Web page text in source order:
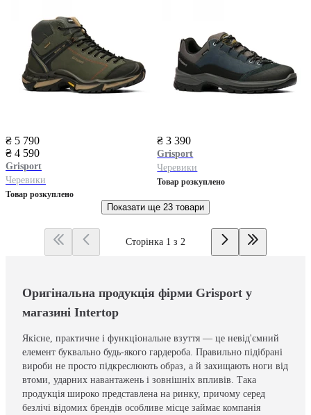
₴ 5 790
₴ 4 590
Grisport
Черевики
Товар розкуплено
₴ 3 390
Grisport
Черевики
Товар розкуплено
Показати ще 23 товари
Сторінка 1 з 2
Оригінальна продукція фірми Grisport у
магазині Intertop
Якісне, практичне і функціональне взуття — це невід'ємний
елемент буквально будь-якого гардероба. Правильно підібрані
вироби не просто підкреслюють образ, а й захищають ноги від
втоми, ударних навантажень і зовнішніх впливів. Така
продукція широко представлена на ринку, причому серед
безлічі відомих брендів особливе місце займає компанія